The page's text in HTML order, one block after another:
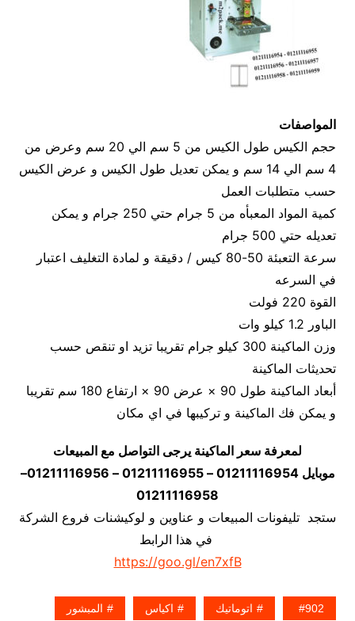
المواصفات
حجم الكيس طول الكيس من 5 سم الي 20 سم وعرض من
4 سم الي 14 سم و يمكن تعديل طول الكيس و عرض الكيس
حسب متطلبات العمل
كمية المواد المعبأه من 5 جرام حتي 250 جرام و يمكن
تعديله حتي 500 جرام
سرعة التعبئة 50-80 كيس / دقيقة و لمادة التغليف اعتبار
في السرعه
القوة 220 فولت
الباور 1.2 كيلو وات
وزن الماكينة 300 كيلو جرام تقريبا تزيد او تنقص حسب
تحديثات الماكينة
أبعاد الماكينة طول 90 × عرض 90 × ارتفاع 180 سم تقريبا
و يمكن فك الماكينة و تركيبها في اي مكان
لمعرفة سعر الماكينة يرجى التواصل مع المبيعات
موبايل 01211116954 – 01211116955 – 01211116956–
01211116958
ستجد تليفونات المبيعات و عناوين و لوكيشنات فروع الشركة
في هذا الرابط
https://goo.gl/en7xfB
902 اتوماتيك اكياس المبشور